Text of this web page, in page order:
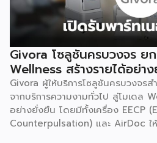
Givora โซลูชันครบวงจร ย
Wellness สร้างรายได้อย่า
Givora ผู้ให้บริการโซลูชันครบวงจร
จากบริการความงามทั่วไป สู่โมเดล
อย่างยั่งยืน โดยมีทั้งเครื่อง EECP
Counterpulsation) และ AirDoc ให้